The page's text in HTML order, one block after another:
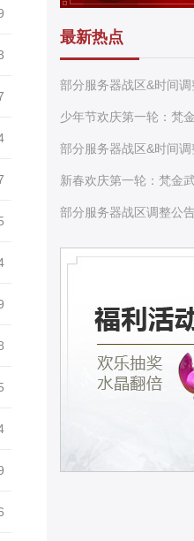
最新热点
部分服务器战区&时间
少年节欢庆第一轮：梵
部分服务器战区&时间
新春欢庆第一轮：梵金
部分服务器战区调整公